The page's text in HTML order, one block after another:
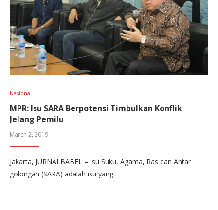
Nasional
MPR: Isu SARA Berpotensi Timbulkan Konflik
Jelang Pemilu
March 2, 2019
Jakarta, JURNALBABEL – Isu Suku, Agama, Ras dan Antar
golongan (SARA) adalah isu yang…